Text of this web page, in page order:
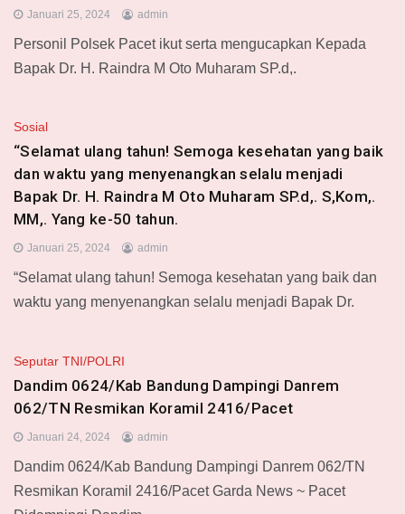
Januari 25, 2024 admin
Personil Polsek Pacet ikut serta mengucapkan Kepada
Bapak Dr. H. Raindra M Oto Muharam SP.d,.
Sosial
“Selamat ulang tahun! Semoga kesehatan yang baik
dan waktu yang menyenangkan selalu menjadi
Bapak Dr. H. Raindra M Oto Muharam SP.d,. S,Kom,.
MM,. Yang ke-50 tahun.
Januari 25, 2024 admin
“Selamat ulang tahun! Semoga kesehatan yang baik dan
waktu yang menyenangkan selalu menjadi Bapak Dr.
Seputar TNI/POLRI
Dandim 0624/Kab Bandung Dampingi Danrem
062/TN Resmikan Koramil 2416/Pacet
Januari 24, 2024 admin
Dandim 0624/Kab Bandung Dampingi Danrem 062/TN
Resmikan Koramil 2416/Pacet Garda News ~ Pacet